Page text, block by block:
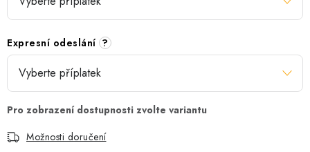
Expresní odeslání ?
Možnosti doručení